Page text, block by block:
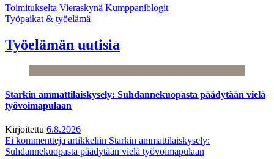
Toimitukselta Vieraskynä Kumppaniblogit
Työpaikat & työelämä
Työelämän uutisia
Starkin ammattilaiskysely: Suhdannekuopasta päädytään vielä
työvoimapulaan
Kirjoitettu 6.8.2026
Ei kommentteja artikkeliin Starkin ammattilaiskysely:
Suhdannekuopasta päädytään vielä työvoimapulaan